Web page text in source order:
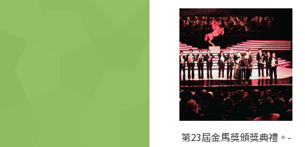
第23屆金馬獎頒獎典禮。-